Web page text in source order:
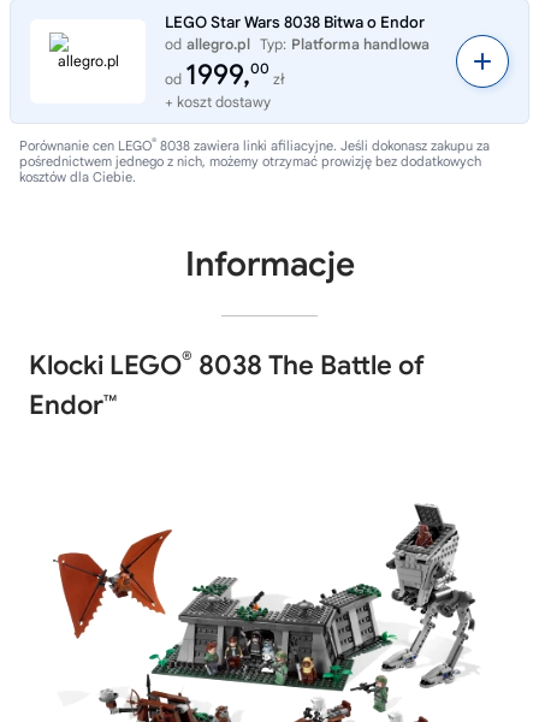
LEGO Star Wars 8038 Bitwa o Endor
od allegro.pl Typ: Platforma handlowa
od 1999,00
zł
+ koszt dostawy
Porównanie cen LEGO® 8038 zawiera linki afiliacyjne. Jeśli dokonasz zakupu za
pośrednictwem jednego z nich, możemy otrzymać prowizję bez dodatkowych
kosztów dla Ciebie.
Informacje
Klocki LEGO® 8038 The Battle of
Endor™